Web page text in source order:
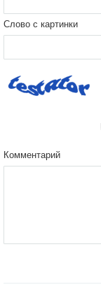
Слово с картинки
Комментарий